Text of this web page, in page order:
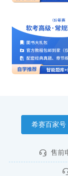
希赛百家号
售前